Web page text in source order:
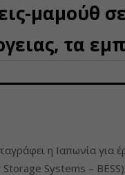
μαμούθ
τα
η Ιαπωνία για
Systems –